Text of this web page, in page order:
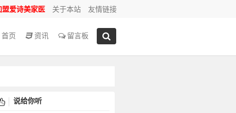
盟爱诗美家医 关于本站 友情链接
首页 资讯 留言板
说给你听